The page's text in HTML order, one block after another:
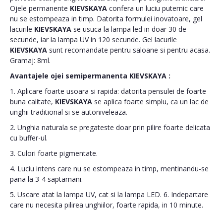
Ojele permanente KIEVSKAYA confera un luciu puternic care
nu se estompeaza in timp. Datorita formulei inovatoare, gel
lacurile KIEVSKAYA se usuca la lampa led in doar 30 de
secunde, iar la lampa UV in 120 secunde. Gel lacurile
KIEVSKAYA sunt recomandate pentru saloane si pentru acasa.
Gramaj: 8ml.
Avantajele ojei semipermanenta KIEVSKAYA :
1. Aplicare foarte usoara si rapida: datorita pensulei de foarte
buna calitate, KIEVSKAYA se aplica foarte simplu, ca un lac de
unghii traditional si se autoniveleaza.
2. Unghia naturala se pregateste doar prin pilire foarte delicata
cu buffer-ul.
3. Culori foarte pigmentate.
4. Luciu intens care nu se estompeaza in timp, mentinandu-se
pana la 3-4 saptamani.
5. Uscare atat la lampa UV, cat si la lampa LED. 6. Indepartare
care nu necesita pilirea unghiilor, foarte rapida, in 10 minute.